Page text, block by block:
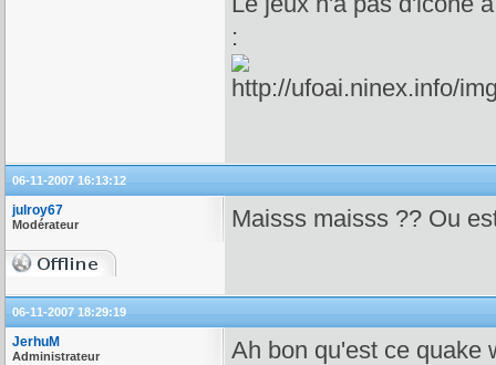
:
06-11-2007 16:13:12
julroy67
Modérateur Maisss maisss ?? Ou
06-11-2007 18:29:19
JerhuM
Administrateur
Ah bon qu'est ce quake